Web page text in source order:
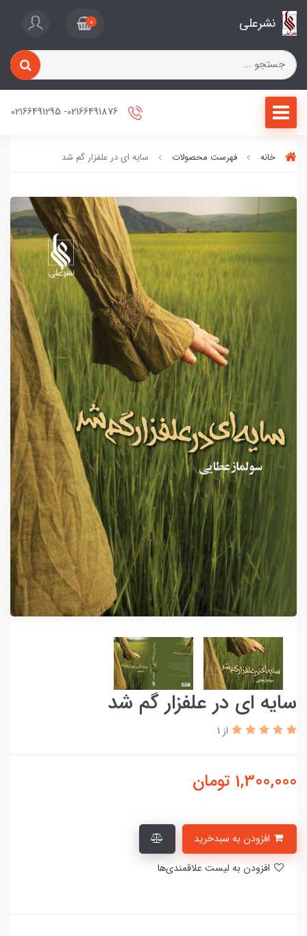
نشرعلی 0
خانه فهرست محصولات سایه ای در علفزار گم شد
سایه ای در علفزار گم شد
از 1
1,300,000 تومان